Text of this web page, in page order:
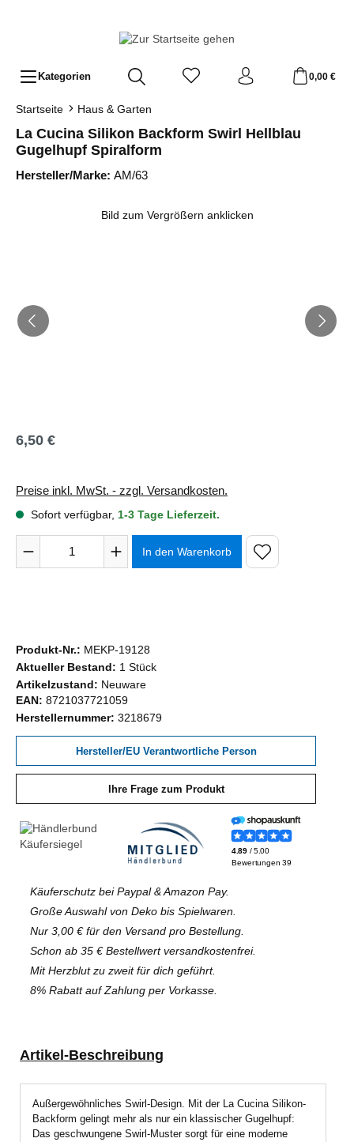
Kategorien 0,00 €
Startseite Haus & Garten
La Cucina Silikon Backform Swirl Hellblau
Gugelhupf Spiralform
Hersteller/Marke: AM/63
Bild zum Vergrößern anklicken
Regulärer Preis:
6,50 €
Preise inkl. MwSt. - zzgl. Versandkosten.
Sofort verfügbar, 1-3 Tage Lieferzeit.
Produkt Anzahl: Gib den gewünschten Wert ein oder
In den Warenkorb
Produkt-Nr.: MEKP-19128
Aktueller Bestand: 1 Stück
Artikelzustand: Neuware
EAN: 8721037721059
Herstellernummer: 3218679
Hersteller/EU Verantwortliche Person
Ihre Frage zum Produkt
Käuferschutz bei Paypal & Amazon Pay.
Große Auswahl von Deko bis Spielwaren.
Nur 3,00 € für den Versand pro Bestellung.
Schon ab 35 € Bestellwert versandkostenfrei.
Mit Herzblut zu zweit für dich geführt.
8% Rabatt auf Zahlung per Vorkasse.
Artikel-Beschreibung
Außergewöhnliches Swirl-Design. Mit der La Cucina Silikon-
Backform gelingt mehr als nur ein klassischer Gugelhupf:
Das geschwungene Swirl-Muster sorgt für eine moderne